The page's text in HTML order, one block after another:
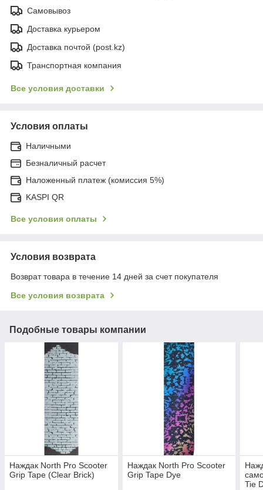
Самовывоз
Доставка курьером
Доставка почтой (post.kz)
Транспортная компания
Все условия доставки
Условия оплаты
Наличными
Безналичный расчет
Наложенный платеж (комиссия 5%)
KASPI QR
Все условия оплаты
Условия возврата
Возврат товара в течение 14 дней за счет покупателя
Все условия возврата
Подобные товары компании
Наждак North Pro Scooter
Grip Tape (Clear Brick)
Наждак North Pro Scooter
Grip Tape Dye
Tie